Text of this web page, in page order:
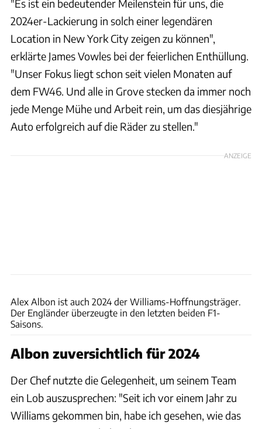
"Es ist ein bedeutender Meilenstein für uns, die
2024er-Lackierung in solch einer legendären
Location in New York City zeigen zu können",
erklärte James Vowles bei der feierlichen Enthüllung.
"Unser Fokus liegt schon seit vielen Monaten auf
dem FW46. Und alle in Grove stecken da immer noch
jede Menge Mühe und Arbeit rein, um das diesjährige
Auto erfolgreich auf die Räder zu stellen."
ANZEIGE
Alex Albon ist auch 2024 der Williams-Hoffnungsträger.
Der Engländer überzeugte in den letzten beiden F1-
Saisons.
Albon zuversichtlich für 2024
Der Chef nutzte die Gelegenheit, um seinem Team
ein Lob auszusprechen: "Seit ich vor einem Jahr zu
Williams gekommen bin, habe ich gesehen, wie das